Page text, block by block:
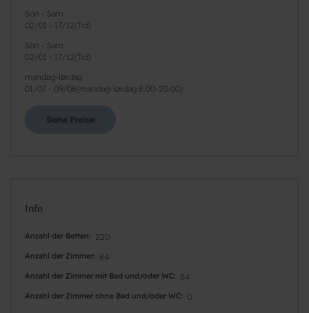
Son - Sam
02/01 - 17/12( Tid)
Son - Sam
02/01 - 17/12( Tid)
mandag-lørdag
01/07 - 09/08( mandag-lørdag 8.00-20.00)
Siehe Preise
Info
Anzahl der Betten 220
Anzahl der Zimmer 84
Anzahl der Zimmer mit Bad und/oder WC 84
Anzahl der Zimmer ohne Bad und/oder WC 0